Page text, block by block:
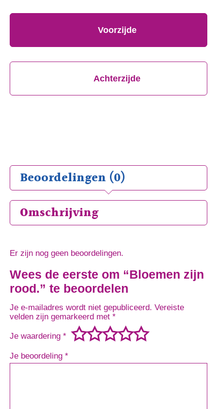
Voorzijde
Achterzijde
Beoordelingen (0)
Omschrijving
Er zijn nog geen beoordelingen.
Wees de eerste om “Bloemen zijn
rood.” te beoordelen
Je e-mailadres wordt niet gepubliceerd. Vereiste
velden zijn gemarkeerd met *
Je waardering *
Je beoordeling *